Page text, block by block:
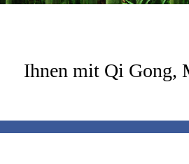
Ihnen mit Qi Gong,